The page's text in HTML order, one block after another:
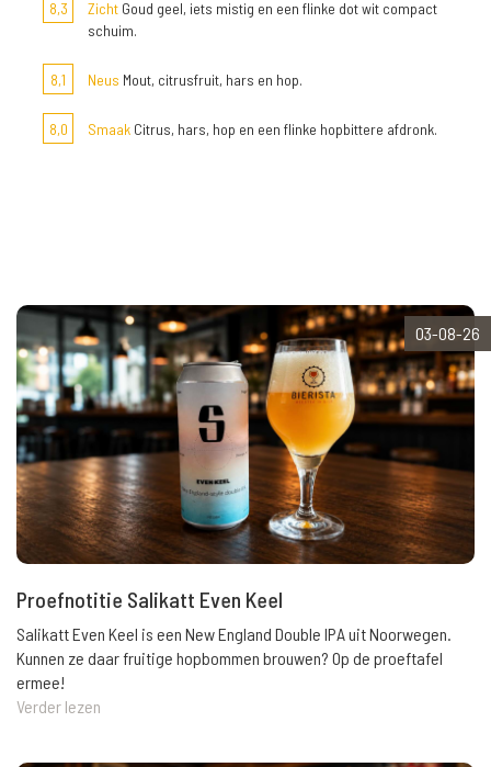
8,3
Zicht Goud geel, iets mistig en een flinke dot wit compact
schuim.
8,1 Neus Mout, citrusfruit, hars en hop.
8,0 Smaak Citrus, hars, hop en een flinke hopbittere afdronk.
03-08-26
Proefnotitie Salikatt Even Keel
Salikatt Even Keel is een New England Double IPA uit Noorwegen.
Kunnen ze daar fruitige hopbommen brouwen? Op de proeftafel
ermee!
Verder lezen